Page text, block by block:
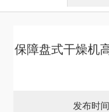
保障盘式干燥机
发布时